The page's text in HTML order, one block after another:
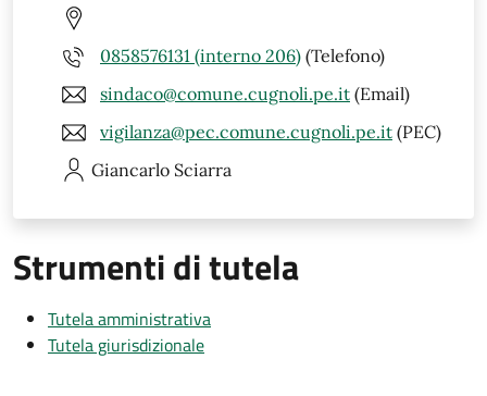
0858576131 (interno 206) (Telefono)
sindaco@comune.cugnoli.pe.it (Email)
vigilanza@pec.comune.cugnoli.pe.it (PEC)
Giancarlo Sciarra
Strumenti di tutela
Tutela amministrativa
Tutela giurisdizionale